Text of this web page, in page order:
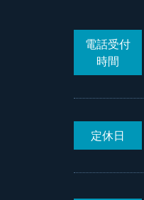
電話受付
時間
定休日